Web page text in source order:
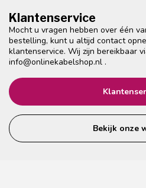
Klantenservice
Mocht u vragen hebben over één
bestelling, kunt u altijd contact
klantenservice. Wij zijn bereikbaar
info@onlinekabelshop.nl .
Bekijk onze